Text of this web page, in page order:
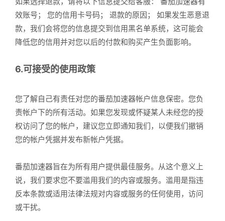
效账号； 您的信用卡号码； 退款的原因； 如果发生恶意退
款，我们会将您的信息提交到信用黑名单系统，这可能会
降低您的信用并对您以后的付款和购买产生负面影响。
6.可接受的使用政策
您了解自己有责任对您的番茄加速器帐户信息保密。您负
责帐户下的所有活动。如果您发现或怀疑某人未经您的授
权访问了您的帐户，建议您立即通知我们，以便我们撤销
您的帐户凭据并发布新帐户凭据。
番茄加速器旨在为所有用户提供最佳服务。从这个意义上
说，我们要求您不要滥用我们的内容或服务。滥用是指违
反本条款或适用法律法规对内容或服务的任何使用，访问
或干扰。